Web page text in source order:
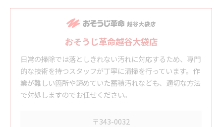
おそうじ革命越谷大袋店
日常の掃除では落としきれない汚れに対応するため、専門
的な技術を持つスタッフが丁寧に清掃を行っています。作
業が難しい箇所や諦めていた蓄積汚れなども、適切な方法
で対処しますのでお任せください。
〒343-0032